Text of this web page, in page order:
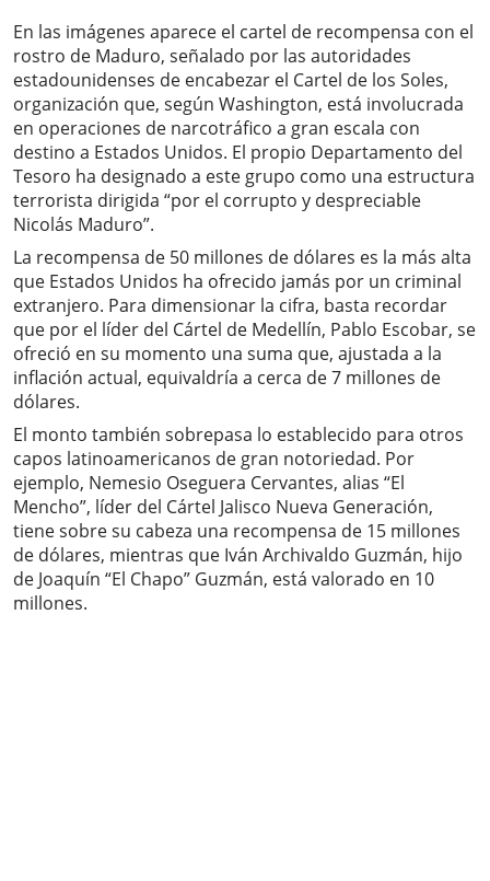
En las imágenes aparece el cartel de recompensa con el
rostro de Maduro, señalado por las autoridades
estadounidenses de encabezar el Cartel de los Soles,
organización que, según Washington, está involucrada
en operaciones de narcotráfico a gran escala con
destino a Estados Unidos. El propio Departamento del
Tesoro ha designado a este grupo como una estructura
terrorista dirigida “por el corrupto y despreciable
Nicolás Maduro”.
La recompensa de 50 millones de dólares es la más alta
que Estados Unidos ha ofrecido jamás por un criminal
extranjero. Para dimensionar la cifra, basta recordar
que por el líder del Cártel de Medellín, Pablo Escobar, se
ofreció en su momento una suma que, ajustada a la
inflación actual, equivaldría a cerca de 7 millones de
dólares.
El monto también sobrepasa lo establecido para otros
capos latinoamericanos de gran notoriedad. Por
ejemplo, Nemesio Oseguera Cervantes, alias “El
Mencho”, líder del Cártel Jalisco Nueva Generación,
tiene sobre su cabeza una recompensa de 15 millones
de dólares, mientras que Iván Archivaldo Guzmán, hijo
de Joaquín “El Chapo” Guzmán, está valorado en 10
millones.